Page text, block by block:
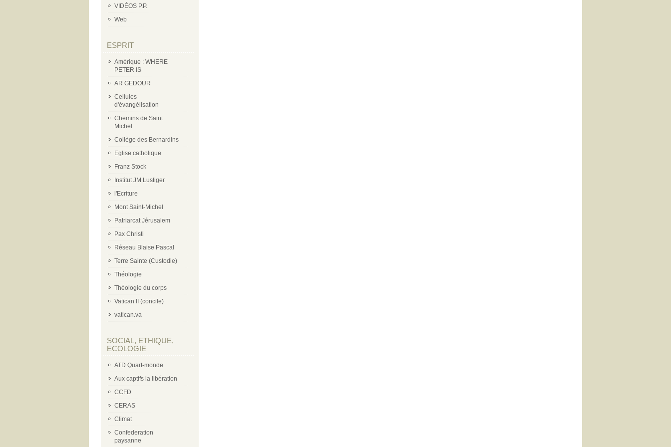
VIDÉOS P.P.
Web
ESPRIT
Amérique : WHERE
PETER IS
AR GEDOUR
Cellules
d'évangélisation
Chemins de Saint
Michel
Collège des Bernardins
Eglise catholique
Franz Stock
Institut JM Lustiger
l'Ecriture
Mont Saint-Michel
Patriarcat Jérusalem
Pax Christi
Réseau Blaise Pascal
Terre Sainte (Custodie)
Théologie
Théologie du corps
Vatican II (concile)
vatican.va
SOCIAL, ETHIQUE,
ECOLOGIE
ATD Quart-monde
Aux captifs la libération
CCFD
CERAS
Climat
Confederation
paysanne